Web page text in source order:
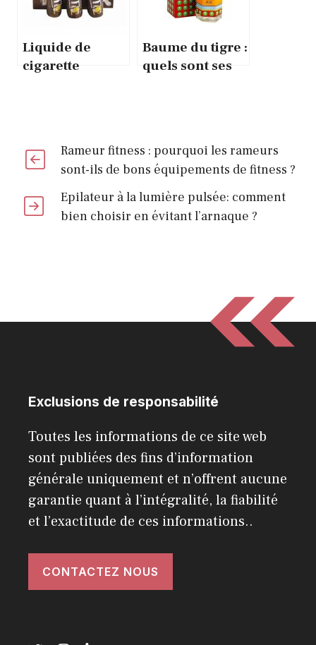
Liquide de
cigarette
Baume du tigre :
quels sont ses
Rameur fitness : pourquoi les rameurs
sont-ils de bons équipements de fitness ?
Epilateur à la lumière pulsée: comment
bien choisir en évitant l’arnaque ?
Exclusions de responsabilité
Toutes les informations de ce site web
sont publiées des fins d’information
générale uniquement et n’offrent aucune
garantie quant à l’intégralité, la fiabilité
et l’exactitude de ces informations..
CONTACTEZ NOUS